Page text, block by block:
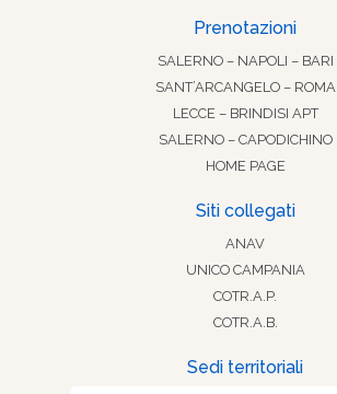
Prenotazioni
SALERNO – NAPOLI – BARI
SANT’ARCANGELO – ROMA
LECCE – BRINDISI APT
SALERNO – CAPODICHINO
HOME PAGE
Siti collegati
ANAV
UNICO CAMPANIA
COTR.A.P.
COTR.A.B.
Sedi territoriali